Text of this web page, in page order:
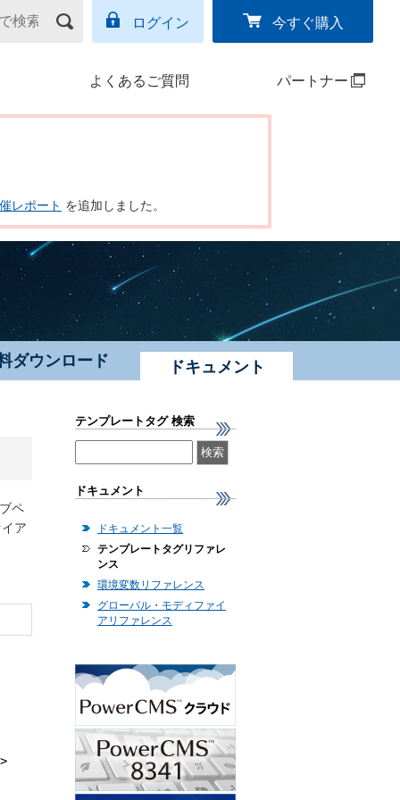
ログイン 今すぐ購入
よくあるご質問 パートナー
レポート を追加しました。
ダウンロード ドキュメント
ペ
ア
>
テンプレートタグ 検索
ドキュメント
ドキュメント一覧
テンプレートタグリファレ
ンス
環境変数リファレンス
グローバル・モディファイ
アリファレンス